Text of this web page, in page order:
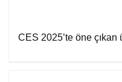
CES 2025’te öne çıkan